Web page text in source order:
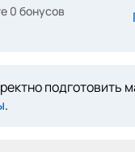
0 бонусов
подготовить
.